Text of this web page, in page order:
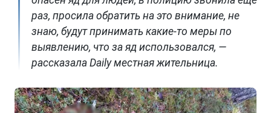
раз, просила обратить на это внимание, не
знаю, будут принимать какие-то меры по
выявлению, что за яд использовался, —
рассказала Daily местная жительница.